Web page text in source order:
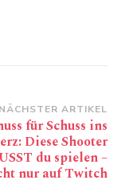
NÄCHSTER ARTIKEL
für Schuss ins
Diese Shooter
du spielen –
nur auf Twitch